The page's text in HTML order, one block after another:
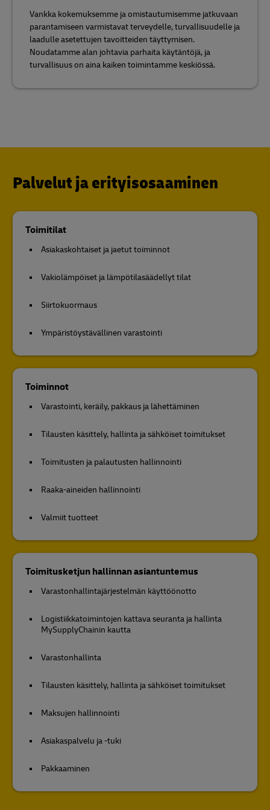
Vankka kokemuksemme ja omistautumisemme jatkuvaan
parantamiseen varmistavat terveydelle, turvallisuudelle ja
laadulle asetettujen tavoitteiden täyttymisen.
Noudatamme alan johtavia parhaita käytäntöjä, ja
turvallisuus on aina kaiken toimintamme keskiössä.
Palvelut ja erityisosaaminen
Toimitilat
Asiakaskohtaiset ja jaetut toiminnot
Vakiolämpöiset ja lämpötilasäädellyt tilat
Siirtokuormaus
Ympäristöystävällinen varastointi
Toiminnot
Varastointi, keräily, pakkaus ja lähettäminen
Tilausten käsittely, hallinta ja sähköiset toimitukset
Toimitusten ja palautusten hallinnointi
Raaka-aineiden hallinnointi
Valmiit tuotteet
Toimitusketjun hallinnan asiantuntemus
Varastonhallintajärjestelmän käyttöönotto
Logistiikkatoimintojen kattava seuranta ja hallinta
MySupplyChainin kautta
Varastonhallinta
Tilausten käsittely, hallinta ja sähköiset toimitukset
Maksujen hallinnointi
Asiakaspalvelu ja -tuki
Pakkaaminen